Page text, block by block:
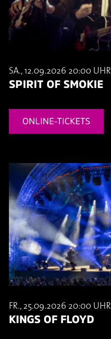
SA., 12.09.2026 20:00 UHR
SPIRIT OF SMOKIE
ONLINE-TICKETS
FR., 25.09.2026 20:00 UHR
KINGS OF FLOYD